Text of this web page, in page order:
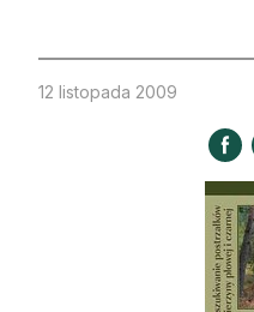
Kultura i historia
Strefa eksperta
Leśnik na zakupach
12 listopada 2009